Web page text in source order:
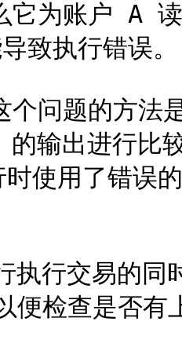
它为账户 A
致执行错误。
个问题的方
输出进行比
使用了错误
行交易的同
便检查是否有